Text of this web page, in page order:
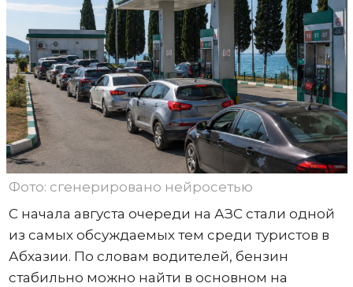
Фото: сгенерировано нейросетью
С начала августа очереди на АЗС стали одной
из самых обсуждаемых тем среди туристов в
Абхазии. По словам водителей, бензин
стабильно можно найти в основном на